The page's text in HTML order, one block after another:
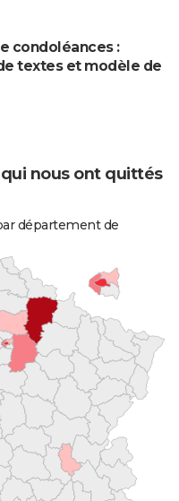
condoléances :
textes et modèle de
nous ont quittés
département de